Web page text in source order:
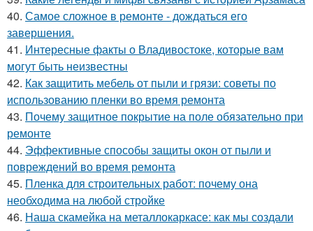
40. Самое сложное в ремонте - дождаться его
завершения.
41. Интересные факты о Владивостоке, которые вам
могут быть неизвестны
42. Как защитить мебель от пыли и грязи: советы по
использованию пленки во время ремонта
43. Почему защитное покрытие на поле обязательно при
ремонте
44. Эффективные способы защиты окон от пыли и
повреждений во время ремонта
45. Пленка для строительных работ: почему она
необходима на любой стройке
46. Наша скамейка на металлокаркасе: как мы создали